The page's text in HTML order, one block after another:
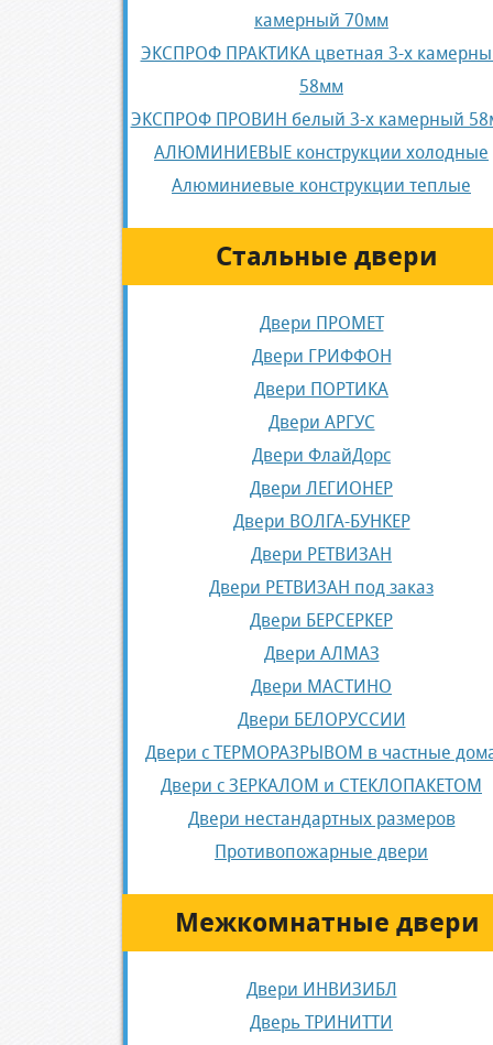
камерный 70мм
ЭКСПРОФ ПРАКТИКА цветная 3-х
58мм
ЭКСПРОФ ПРОВИН белый 3-х камерный
АЛЮМИНИЕВЫЕ конструкции холодные
Алюминиевые конструкции теплые
Стальные двери
Двери ПРОМЕТ
Двери ГРИФФОН
Двери ПОРТИКА
Двери АРГУС
Двери ФлайДорс
Двери ЛЕГИОНЕР
Двери ВОЛГА-БУНКЕР
Двери РЕТВИЗАН
Двери РЕТВИЗАН под заказ
Двери БЕРСЕРКЕР
Двери АЛМАЗ
Двери МАСТИНО
Двери БЕЛОРУССИИ
Двери с ТЕРМОРАЗРЫВОМ в частные
Двери с ЗЕРКАЛОМ и СТЕКЛОПАКЕТОМ
Двери нестандартных размеров
Противопожарные двери
Межкомнатные двери
Двери ИНВИЗИБЛ
Дверь ТРИНИТТИ